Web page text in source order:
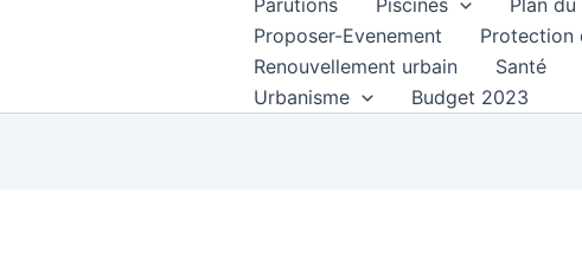
Parutions
Piscines Plan du
Proposer-Evenement
Protection
Renouvellement urbain
Santé
Urbanisme
Budget 2023